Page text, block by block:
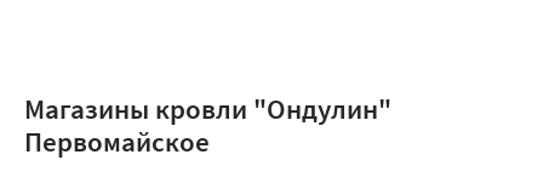
Магазины кровли "Ондулин"
Первомайское